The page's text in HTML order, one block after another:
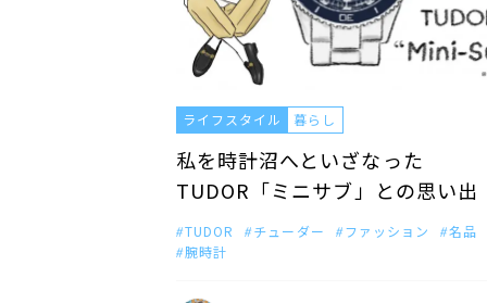
ライフスタイル 暮らし
私を時計沼へといざなった
TUDOR「ミニサブ」との思い出
TUDOR チューダー ファッション
名品
腕時計